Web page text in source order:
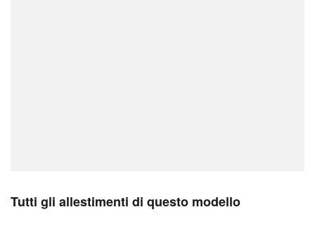
Tutti gli allestimenti di questo modello